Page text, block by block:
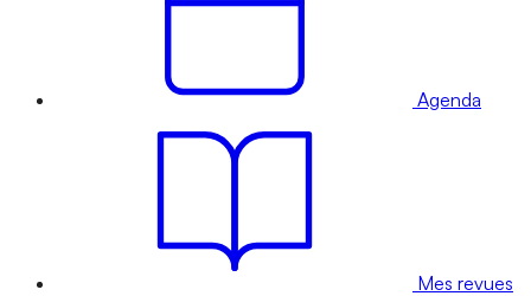
Agenda
Mes revues